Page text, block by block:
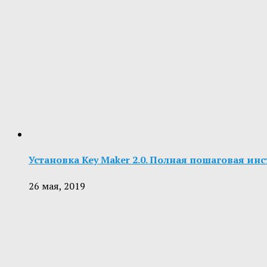
Установка Key Maker 2.0. Полная пошаговая
26 мая, 2019